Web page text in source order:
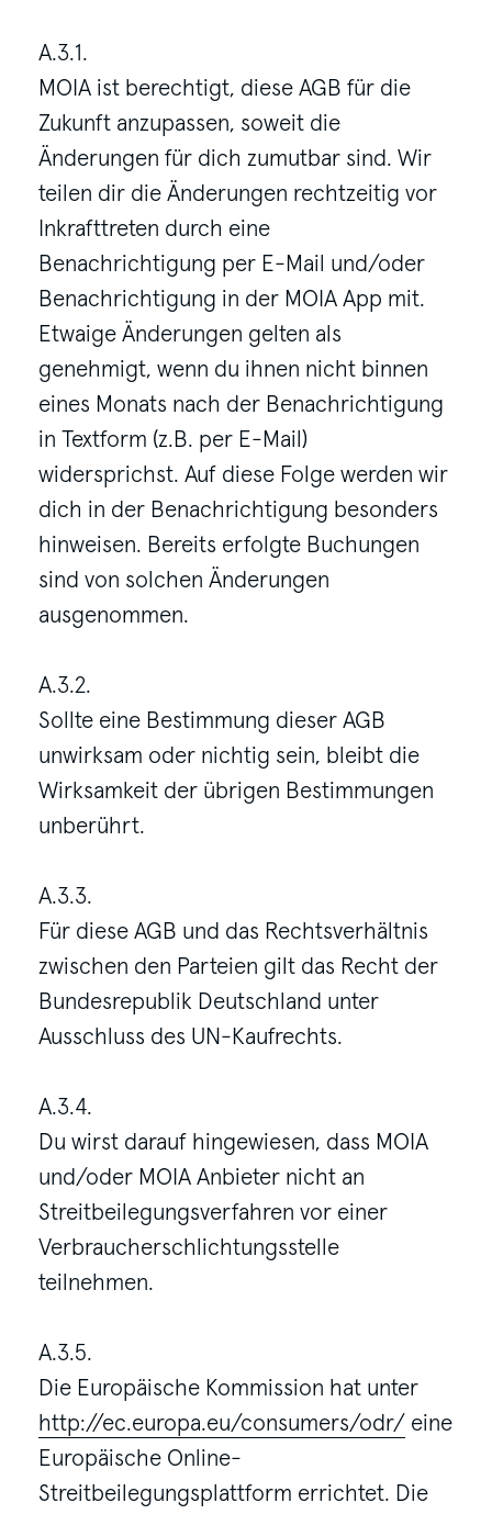
A.3.1.
MOIA ist berechtigt, diese AGB für die
Zukunft anzupassen, soweit die
Änderungen für dich zumutbar sind. Wir
teilen dir die Änderungen rechtzeitig vor
Inkrafttreten durch eine
Benachrichtigung per E-Mail und/oder
Benachrichtigung in der MOIA App mit.
Etwaige Änderungen gelten als
genehmigt, wenn du ihnen nicht binnen
eines Monats nach der Benachrichtigung
in Textform (z.B. per E-Mail)
widersprichst. Auf diese Folge werden wir
dich in der Benachrichtigung besonders
hinweisen. Bereits erfolgte Buchungen
sind von solchen Änderungen
ausgenommen.
A.3.2.
Sollte eine Bestimmung dieser AGB
unwirksam oder nichtig sein, bleibt die
Wirksamkeit der übrigen Bestimmungen
unberührt.
A.3.3.
Für diese AGB und das Rechtsverhältnis
zwischen den Parteien gilt das Recht der
Bundesrepublik Deutschland unter
Ausschluss des UN-Kaufrechts.
A.3.4.
Du wirst darauf hingewiesen, dass MOIA
und/oder MOIA Anbieter nicht an
Streitbeilegungsverfahren vor einer
Verbraucherschlichtungsstelle
teilnehmen.
A.3.5.
Die Europäische Kommission hat unter
http://ec.europa.eu/consumers/odr/ eine
Europäische Online-
Streitbeilegungsplattform errichtet. Die